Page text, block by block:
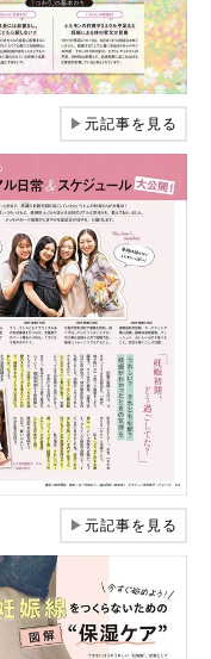
▶元記事を見る
▶元記事を見る